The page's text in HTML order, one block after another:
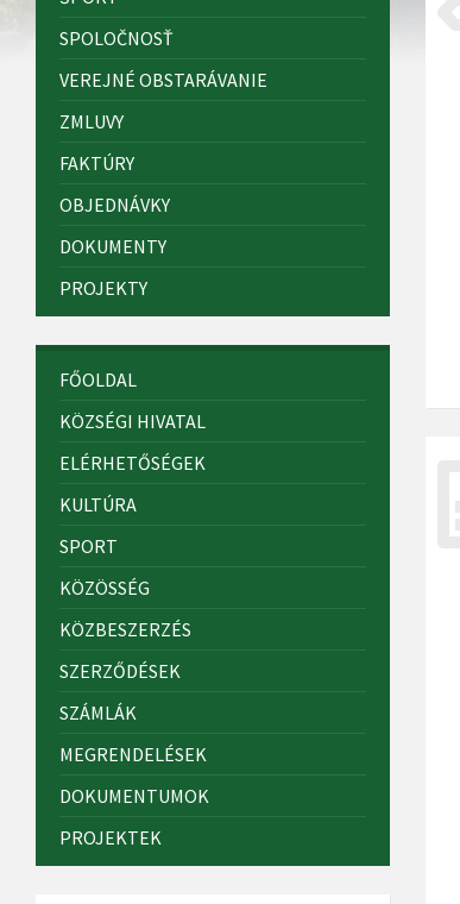
SPOLOČNOSŤ
VEREJNÉ OBSTARÁVANIE
ZMLUVY
FAKTÚRY
OBJEDNÁVKY
DOKUMENTY
PROJEKTY
FŐOLDAL
KÖZSÉGI HIVATAL
ELÉRHETŐSÉGEK
KULTÚRA
SPORT
KÖZÖSSÉG
KÖZBESZERZÉS
SZERZŐDÉSEK
SZÁMLÁK
MEGRENDELÉSEK
DOKUMENTUMOK
PROJEKTEK